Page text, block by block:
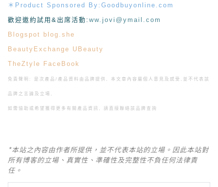
＊ Product Sponsored By:Goodbuyonline.com
歡迎邀約試用&出席活動 : ww.jovi@ymail.com
Blogspot
blog.she
BeautyExchange UBeauty
TheZtyle
FaceBook
免責聲明: 是次產品/產品資料由品牌提供, 本文章內容屬個人意見及感受, 並不代表該
品牌之言論及立場,
如需協助或希望獲得更多有關產品資訊, 請直接聯絡該品牌查詢
*本站之內容由作者所提供，並不代表本站的立場。因此本站對
所有博客的立場、真實性、準確性及完整性不負任何法律責
任。